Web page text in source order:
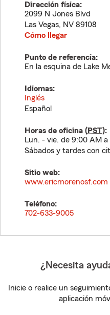
Dirección física:
2099 N Jones Blvd
Las Vegas, NV 89108
Cómo llegar
Punto de referencia:
En la esquina de Lake
Idiomas:
Inglés
Español
Horas de oficina (PST):
Lun. - vie. de 9:00 AM a
Sábados y tardes con
Sitio web:
www.ericmorenosf.com
Teléfono:
702-633-9005
¿Necesita
Inicie o realice un
aplicación